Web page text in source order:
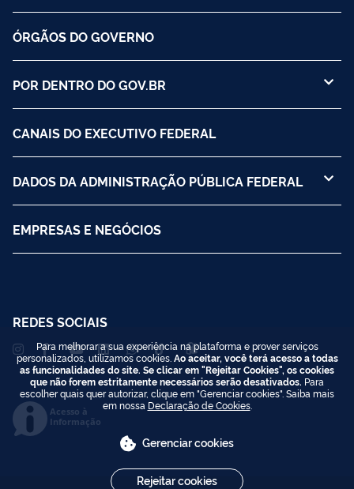
ÓRGÃOS DO GOVERNO
POR DENTRO DO GOV.BR
CANAIS DO EXECUTIVO FEDERAL
DADOS DA ADMINISTRAÇÃO PÚBLICA FEDERAL
EMPRESAS E NEGÓCIOS
REDES SOCIAIS
Acesso à
Informação
Para melhorar a sua experiência na plataforma e prover serviços
personalizados, utilizamos cookies. Ao aceitar, você terá acesso a todas
as funcionalidades do site. Se clicar em "Rejeitar Cookies", os cookies
que não forem estritamente necessários serão desativados. Para
escolher quais quer autorizar, clique em "Gerenciar cookies". Saiba mais
em nossa Declaração de Cookies.
Gerenciar cookies
Rejeitar cookies